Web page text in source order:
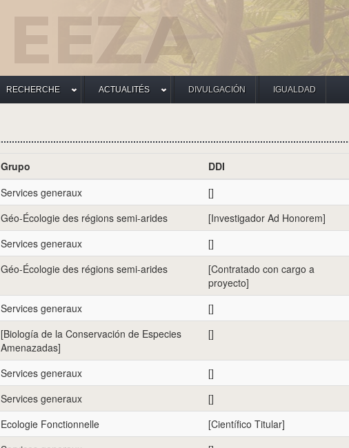
RECHERCHE ACTUALITÉS DIVULGACIÓN IGUALDAD
Grupo DDI
Services generaux
[]
Géo-Écologie des régions semi-arides [Investigador Ad Honorem]
Services generaux []
Géo-Écologie des régions semi-arides
[Contratado con cargo a
proyecto]
Services generaux []
[Biología de la Conservación de Especies
Amenazadas]
[]
Services generaux []
Services generaux
[]
Ecologie Fonctionnelle [Científico Titular]